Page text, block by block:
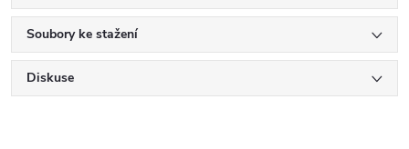
Soubory ke stažení
Diskuse